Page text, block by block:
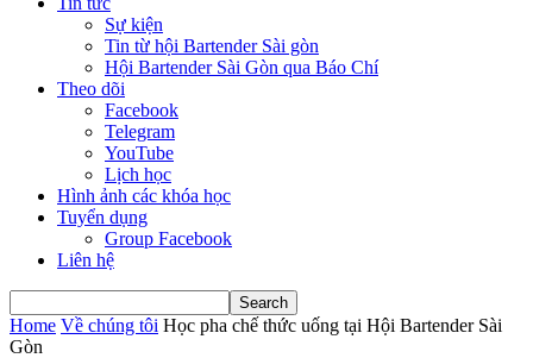
Sự kiện
Tin từ hội Bartender Sài gòn
Hội Bartender Sài Gòn qua Báo Chí
Theo dõi
Facebook
Telegram
YouTube
Lịch học
Hình ảnh các khóa học
Tuyển dụng
Group Facebook
Liên hệ
Home Về chúng tôi Học pha chế thức uống tại Hội Bartender Sài
Gòn